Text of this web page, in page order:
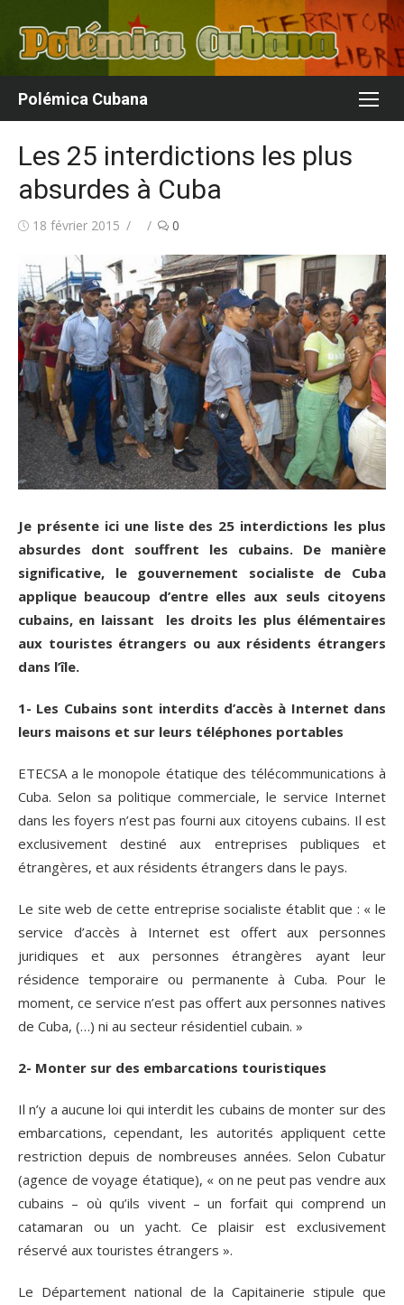
contenu
Polémica Cubana
Les 25 interdictions les plus
absurdes à Cuba
Publié18 février 2015 Auteur/autrice
0
Je présente ici une liste des 25 interdictions les plus
absurdes dont souffrent les cubains. De manière
significative, le gouvernement socialiste de Cuba
applique beaucoup d’entre elles aux seuls citoyens
cubains, en laissant les droits les plus élémentaires
aux touristes étrangers ou aux résidents étrangers
dans l’île.
1- Les Cubains sont interdits d’accès à Internet dans
leurs maisons et sur leurs téléphones portables
ETECSA a le monopole étatique des télécommunications à
Cuba. Selon sa politique commerciale, le service Internet
dans les foyers n’est pas fourni aux citoyens cubains. Il est
exclusivement destiné aux entreprises publiques et
étrangères, et aux résidents étrangers dans le pays.
Le site web de cette entreprise socialiste établit que : « le
service d’accès à Internet est offert aux personnes
juridiques et aux personnes étrangères ayant leur
résidence temporaire ou permanente à Cuba. Pour le
moment, ce service n’est pas offert aux personnes natives
de Cuba, (…) ni au secteur résidentiel cubain. »
2- Monter sur des embarcations touristiques
Il n’y a aucune loi qui interdit les cubains de monter sur des
embarcations, cependant, les autorités appliquent cette
restriction depuis de nombreuses années. Selon Cubatur
(agence de voyage étatique), « on ne peut pas vendre aux
cubains – où qu’ils vivent – un forfait qui comprend un
catamaran ou un yacht. Ce plaisir est exclusivement
réservé aux touristes étrangers ».
Le Département national de la Capitainerie stipule que